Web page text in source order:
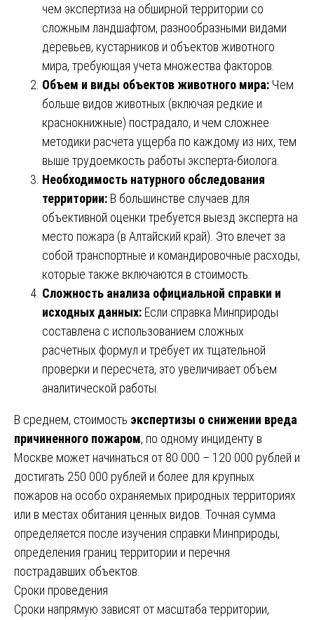
чем экспертиза на обширной территории со
сложным ландшафтом, разнообразными видами
деревьев, кустарников и объектов животного
мира, требующая учета множества факторов.
Объем и виды объектов животного мира: Чем
больше видов животных (включая редкие и
краснокнижные) пострадало, и чем сложнее
методики расчета ущерба по каждому из них, тем
выше трудоемкость работы эксперта-биолога.
Необходимость натурного обследования
территории: В большинстве случаев для
объективной оценки требуется выезд эксперта на
место пожара (в Алтайский край). Это влечет за
собой транспортные и командировочные расходы,
которые также включаются в стоимость.
Сложность анализа официальной справки и
исходных данных: Если справка Минприроды
составлена с использованием сложных
расчетных формул и требует их тщательной
проверки и пересчета, это увеличивает объем
аналитической работы.
В среднем, стоимость экспертизы о снижении вреда
причиненного пожаром, по одному инциденту в
Москве может начинаться от 80 000 – 120 000 рублей и
достигать 250 000 рублей и более для крупных
пожаров на особо охраняемых природных территориях
или в местах обитания ценных видов. Точная сумма
определяется после изучения справки Минприроды,
определения границ территории и перечня
пострадавших объектов.
Сроки проведения
Сроки напрямую зависят от масштаба территории,